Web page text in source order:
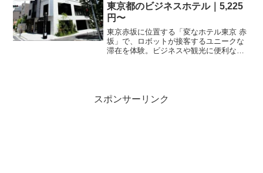
東京都のビジネスホテル｜5,225
円〜
東京赤坂に位置する「変なホテル東京 赤
坂」で、ロボットが接客するユニークな
滞在を体験。ビジネスや観光に便利な立
スポンサーリンク